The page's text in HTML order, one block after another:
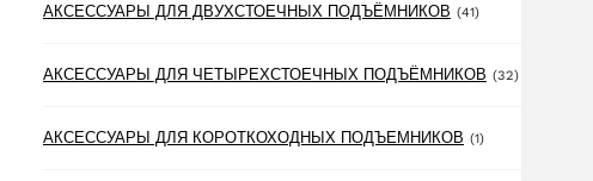
АКСЕССУАРЫ ДЛЯ ДВУХСТОЕЧНЫХ ПОДЪЁМНИКОВ (41)41 products
АКСЕССУАРЫ ДЛЯ ЧЕТЫРЕХСТОЕЧНЫХ ПОДЪЁМНИКОВ (32)32 products
АКСЕССУАРЫ ДЛЯ КОРОТКОХОДНЫХ ПОДЪЕМНИКОВ (1)1 product